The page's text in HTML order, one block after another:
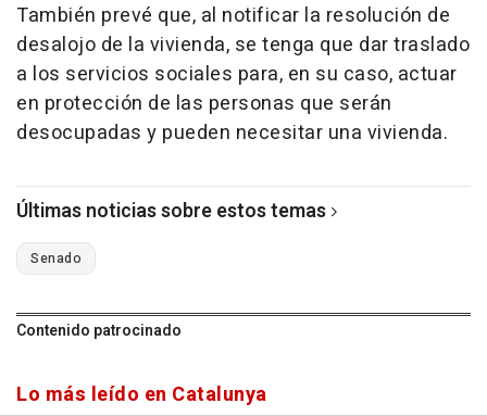
También prevé que, al notificar la resolución de
desalojo de la vivienda, se tenga que dar traslado
a los servicios sociales para, en su caso, actuar
en protección de las personas que serán
desocupadas y pueden necesitar una vivienda.
Últimas noticias sobre estos temas
Senado
Contenido patrocinado
Lo más leído en Catalunya